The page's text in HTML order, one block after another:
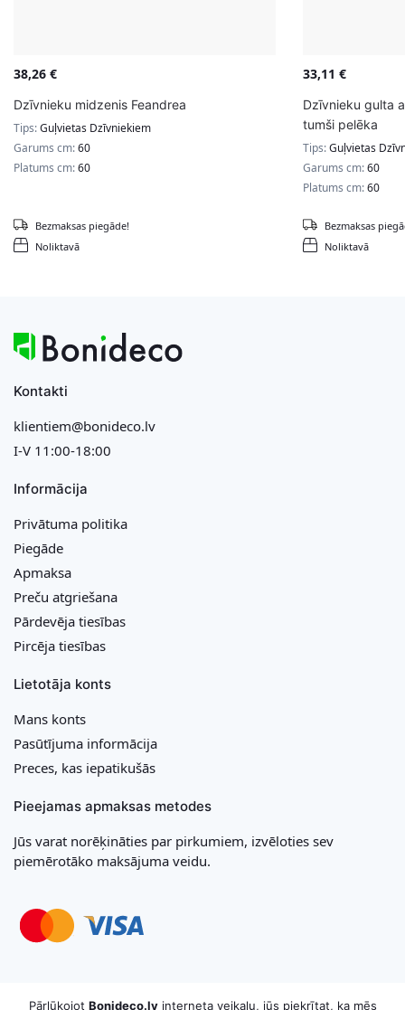
38,26 €
Dzīvnieku midzenis Feandrea
Tips:Guļvietas Dzīvniekiem
Garums cm:60
Platums cm:60
Noliktavā
Bezmaksas piegāde!
33,11 €
Dzīvnieku gulta
tumši pelēka
Tips:Guļvietas
Garums cm:60
Platums cm:60
Noliktavā
Bezmaksas
Kontakti
klientiem@bonideco.lv
I-V 11:00-18:00
Informācija
Privātuma politika
Piegāde
Apmaksa
Preču atgriešana
Pārdevēja tiesības
Pircēja tiesības
Lietotāja konts
Mans konts
Pasūtījuma informācija
Preces, kas iepatikušās
Pieejamas apmaksas metodes
Jūs varat norēķināties par pirkumiem, izvēloties sev
piemērotāko maksājuma veidu.
Pārlūkojot Bonideco.lvinterneta veikalu, jūs piekrītat, ka mēs